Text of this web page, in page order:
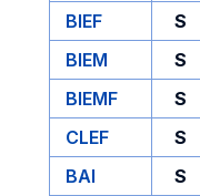
BIEF
S
BIEM
S
BIEMF
S
CLEF
S
BAI
S